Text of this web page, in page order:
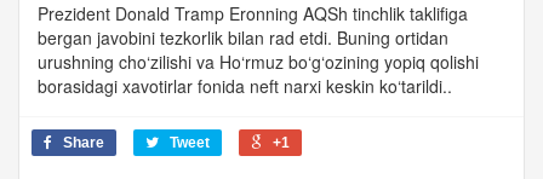
Prezident Donald Tramp Eronning AQSh tinchlik taklifiga
bergan javobini tezkorlik bilan rad etdi. Buning ortidan
urushning cho‘zilishi va Ho‘rmuz bo‘g‘ozining yopiq qolishi
borasidagi xavotirlar fonida neft narxi keskin ko‘tarildi..
Share Tweet +1